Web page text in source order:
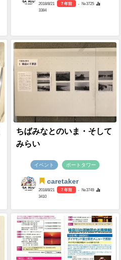
2018/8/21 7 年前
- №3725
3384
ちばみなとのいま・そして
みらい
イベント ポートタワー
caretaker
2018/8/21 7 年前
- №3749
3410